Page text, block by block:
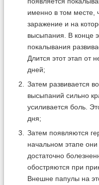
именно в том месте,
заражение и на
высыпания. В конце
покалывания
Длится этот этап от
дней;
Затем развивается
высыпаний сильно
усиливается боль.
дня;
Затем появляются
начальном этапе
достаточно
обостряются при
Внешне папулы на